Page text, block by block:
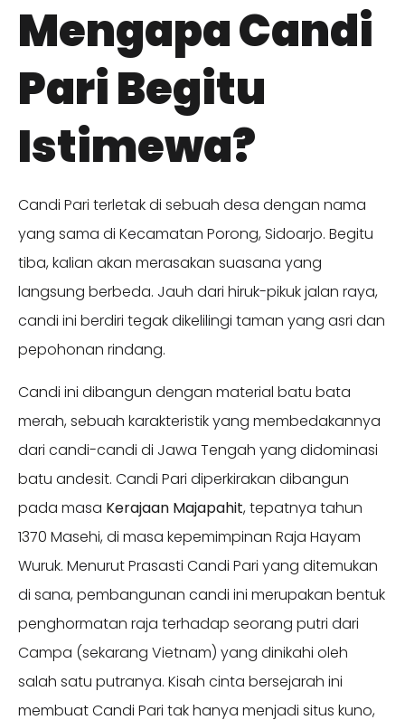
Mengapa Candi
Pari Begitu
Istimewa?
Candi Pari terletak di sebuah desa dengan nama
yang sama di Kecamatan Porong, Sidoarjo. Begitu
tiba, kalian akan merasakan suasana yang
langsung berbeda. Jauh dari hiruk-pikuk jalan raya,
candi ini berdiri tegak dikelilingi taman yang asri dan
pepohonan rindang.
Candi ini dibangun dengan material batu bata
merah, sebuah karakteristik yang membedakannya
dari candi-candi di Jawa Tengah yang didominasi
batu andesit. Candi Pari diperkirakan dibangun
pada masa Kerajaan Majapahit, tepatnya tahun
1370 Masehi, di masa kepemimpinan Raja Hayam
Wuruk. Menurut Prasasti Candi Pari yang ditemukan
di sana, pembangunan candi ini merupakan bentuk
penghormatan raja terhadap seorang putri dari
Campa (sekarang Vietnam) yang dinikahi oleh
salah satu putranya. Kisah cinta bersejarah ini
membuat Candi Pari tak hanya menjadi situs kuno,